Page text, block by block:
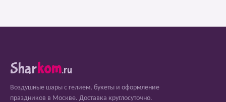
Sharkom.ru
Воздушные шары с гелием, букеты и оформление
праздников в Москве. Доставка круглосуточно.